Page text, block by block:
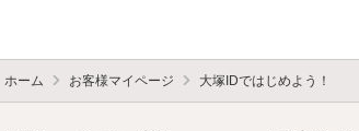
ホーム お客様マイページ 大塚IDではじめよう！